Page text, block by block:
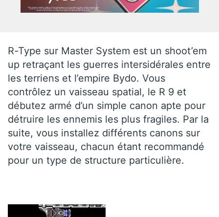
R-Type sur Master System est un shoot’em
up retraçant les guerres intersidérales entre
les terriens et l’empire Bydo. Vous
contrôlez un vaisseau spatial, le R 9 et
débutez armé d’un simple canon apte pour
détruire les ennemis les plus fragiles. Par la
suite, vous installez différents canons sur
votre vaisseau, chacun étant recommandé
pour un type de structure particulière.